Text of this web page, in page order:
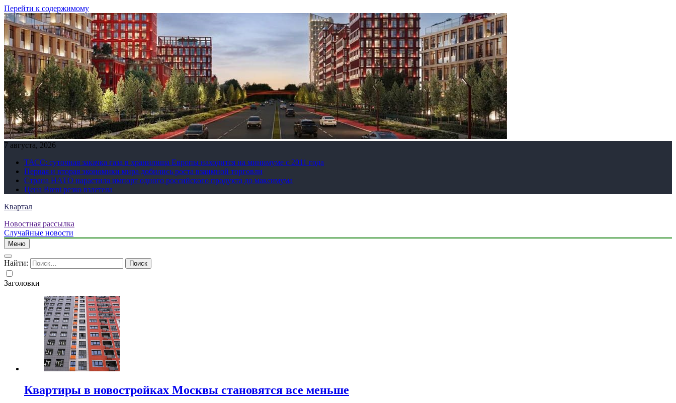
Перейти к содержимому
7 августа, 2026
ТАСС: суточная закачка газа в хранилища Европы находится на минимуме с 2011 года
Первая и вторая экономики мира добились роста взаимной торговли
Страна НАТО нарастила импорт одного российского продукта до максимума
Цена Brent резко взлетела
Квартал
Новостная рассылка
Случайные новости
Меню
Найти:
Заголовки
Квартиры в новостройках Москвы становятся все меньше